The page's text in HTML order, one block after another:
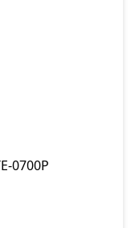
0700P